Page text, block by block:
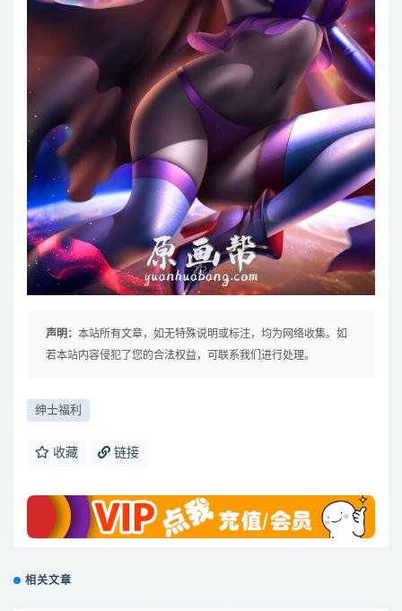
声明： 本站所有文章，如无特殊说明或标注，均为网络收集。如
若本站内容侵犯了您的合法权益，可联系我们进行处理。
绅士福利
收藏 链接
相关文章